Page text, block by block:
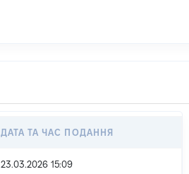
ДАТА ТА ЧАС ПОДАННЯ
23.03.2026 15:09